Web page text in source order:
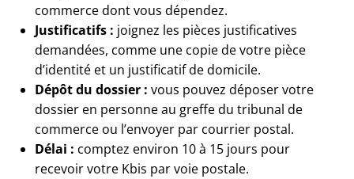
commerce dont vous dépendez.
Justificatifs : joignez les pièces justificatives
demandées, comme une copie de votre pièce
d’identité et un justificatif de domicile.
Dépôt du dossier : vous pouvez déposer votre
dossier en personne au greffe du tribunal de
commerce ou l’envoyer par courrier postal.
Délai : comptez environ 10 à 15 jours pour
recevoir votre Kbis par voie postale.